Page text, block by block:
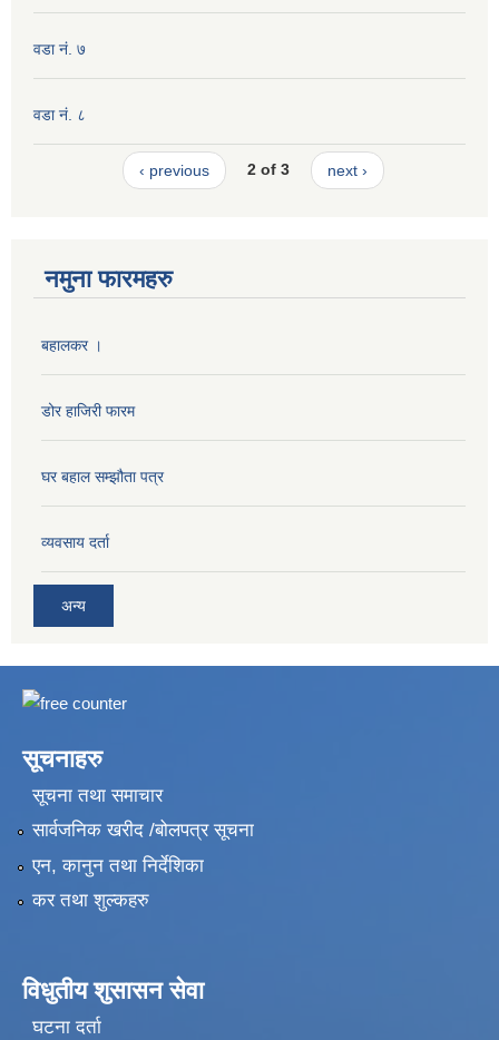
वडा नं. ७
वडा नं. ८
‹ previous 2 of 3 next ›
नमुना फारमहरु
बहालकर ।
डोर हाजिरी फारम
घर बहाल सम्झौता पत्र
व्यवसाय दर्ता
अन्य
सूचनाहरु
सूचना तथा समाचार
सार्वजनिक खरीद /बोलपत्र सूचना
एन, कानुन तथा निर्देशिका
कर तथा शुल्कहरु
विधुतीय शुसासन सेवा
घटना दर्ता